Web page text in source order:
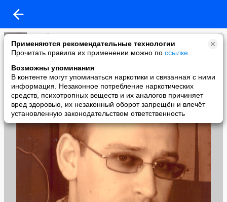
Применяются рекомендательные технологии
Прочитать правила их применении можно по ссылке
Возможны упоминания
В контенте могут упоминаться наркотики и связанная с ними
информация. Незаконное потребление наркотических
средств, психотропных веществ и их аналогов причиняет
вред здоровью, их незаконный оборот запрещён и влечёт
установленную законодательством ответственность
Юрий Чухин
added a photo
20 Dec в 18:28